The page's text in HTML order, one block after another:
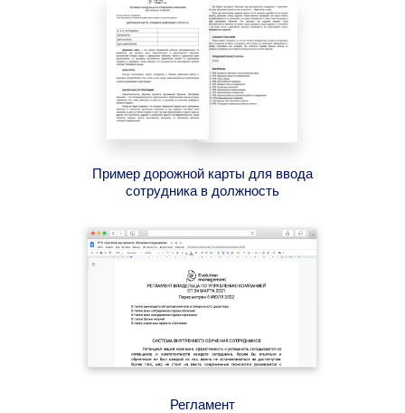
Пример дорожной карты для ввода
сотрудника в должность
Регламент
КАК СДЕЛАТЬ БИЗНЕС
УСТОЙЧИВЫМ И
ВЫЙТИ ИЗ
ОПЕРАЦИОНКИ
0
дней : 23
часов